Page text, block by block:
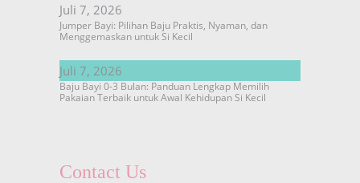
Juli 7, 2026
Jumper Bayi: Pilihan Baju Praktis, Nyaman, dan
Menggemaskan untuk Si Kecil
Juli 7, 2026
Baju Bayi 0-3 Bulan: Panduan Lengkap Memilih
Pakaian Terbaik untuk Awal Kehidupan Si Kecil
Contact Us